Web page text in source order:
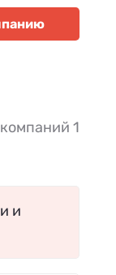
1
и